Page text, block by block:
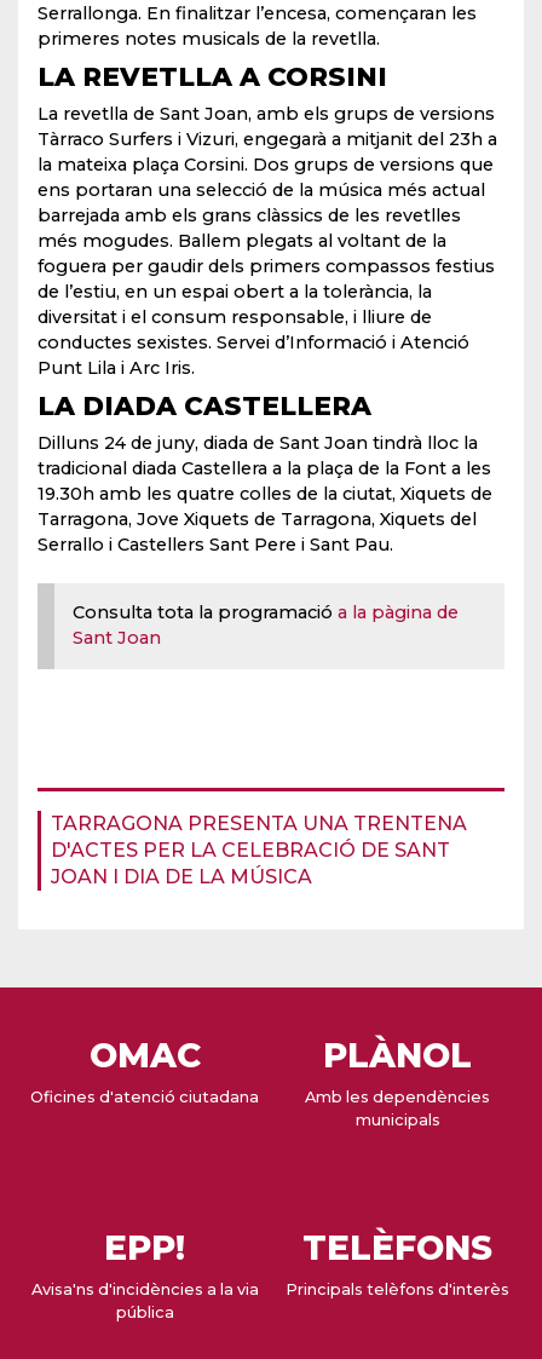
TARRAGONA PRESENTA UNA TRENTENA
D'ACTES PER LA CELEBRACIÓ DE SANT
JOAN I DIA DE LA MÚSICA
Serrallonga. En finalitzar l’encesa, començaran les
primeres notes musicals de la revetlla.
LA REVETLLA A CORSINI
La revetlla de Sant Joan, amb els grups de versions
Tàrraco Surfers i Vizuri, engegarà a mitjanit del 23h a
la mateixa plaça Corsini. Dos grups de versions que
ens portaran una selecció de la música més actual
barrejada amb els grans clàssics de les revetlles
més mogudes. Ballem plegats al voltant de la
foguera per gaudir dels primers compassos festius
de l’estiu, en un espai obert a la tolerància, la
diversitat i el consum responsable, i lliure de
conductes sexistes. Servei d’Informació i Atenció
Punt Lila i Arc Iris.
LA DIADA CASTELLERA
Dilluns 24 de juny, diada de Sant Joan tindrà lloc la
tradicional diada Castellera a la plaça de la Font a les
19.30h amb les quatre colles de la ciutat, Xiquets de
Tarragona, Jove Xiquets de Tarragona, Xiquets del
Serrallo i Castellers Sant Pere i Sant Pau.
Consulta tota la programació a la pàgina de
Sant Joan
OMAC
Oficines d'atenció ciutadana
PLÀNOL
Amb les dependències
municipals
EPP!
Avisa'ns d'incidències a la via
pública
TELÈFONS
Principals telèfons d'interès